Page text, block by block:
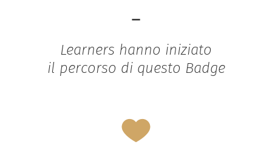
-
Learners hanno iniziato
il percorso di questo Badge